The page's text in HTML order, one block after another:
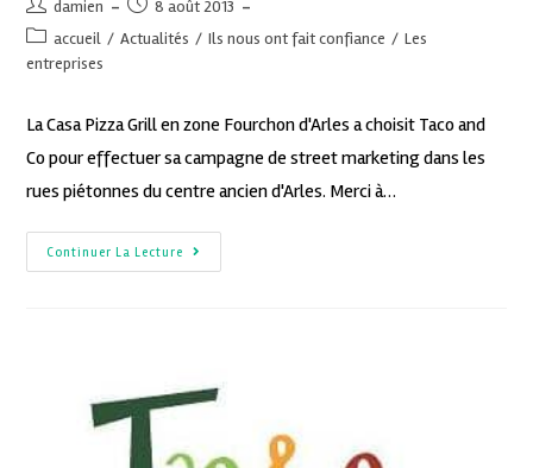
damien
8 août 2013
accueil / Actualités / Ils nous ont fait confiance / Les
entreprises
La Casa Pizza Grill en zone Fourchon d'Arles a choisit Taco and
Co pour effectuer sa campagne de street marketing dans les
rues piétonnes du centre ancien d'Arles. Merci à…
Continuer La Lecture